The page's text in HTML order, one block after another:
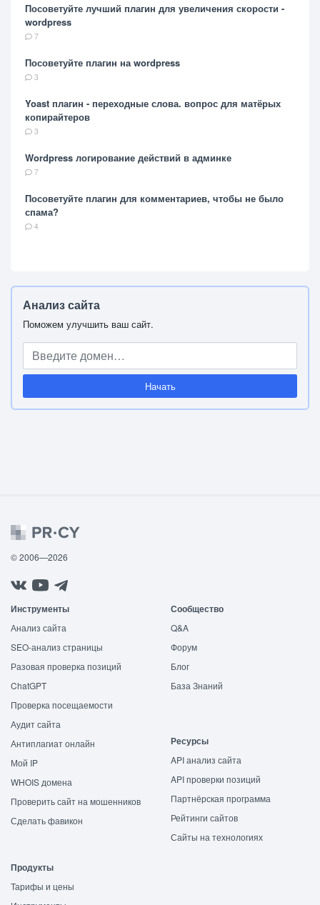
Посоветуйте лучший плагин для увеличения скорости -
wordpress
7
Посоветуйте плагин на wordpress
3
Yoast плагин - переходные слова. вопрос для матёрых
копирайтеров
3
Wordpress логирование действий в админке
7
Посоветуйте плагин для комментариев, чтобы не было
спама?
4
Анализ сайта
Поможем улучшить ваш сайт.
Начать
© 2006—2026
Инструменты
Анализ сайта
SEO-анализ страницы
Разовая проверка позиций
ChatGPT
Проверка посещаемости
Аудит сайта
Антиплагиат онлайн
Мой IP
WHOIS домена
Проверить сайт на мошенников
Сделать фавикон
Сообщество
Q&A
Форум
Блог
База Знаний
Ресурсы
API анализ сайта
API проверки позиций
Партнёрская программа
Рейтинги сайтов
Сайты на технологиях
Продукты
Тарифы и цены